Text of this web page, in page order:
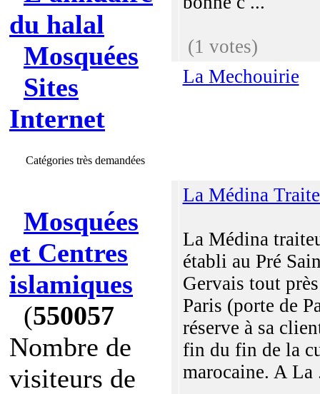
du halal
Mosquées
Sites
Internet
Catégories très demandées
Mosquées
et Centres
islamiques
(550057
Nombre de
visiteurs de
(1 votes)
La Mechouirie
La Médina
La Médina
établi au Pré
Gervais tout
Paris (porte de
réserve à sa
fin du fin de la
marocaine. A La